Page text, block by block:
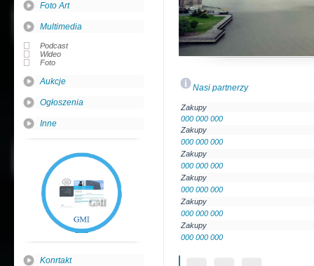
Foto Art
Multimedia
Podcast
Wideo
Foto
Aukcje
Ogłoszenia
Inne
Konrtakt
Nasi partnerzy
Zakupy
000 000 000
Zakupy
000 000 000
Zakupy
000 000 000
Zakupy
000 000 000
Zakupy
000 000 000
Zakupy
000 000 000